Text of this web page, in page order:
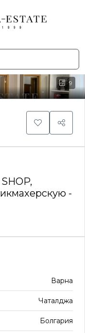
9
-
Варна
Чаталджа
Болгария